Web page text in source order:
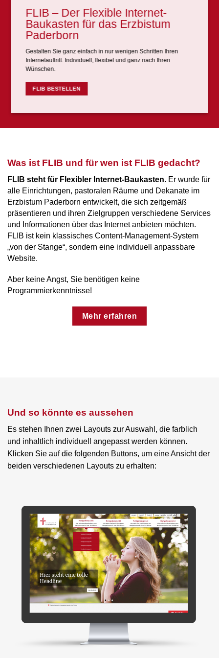
FLIB –Der Flexible Internet-
Baukasten für das Erzbistum
Paderborn
Gestalten Sie ganz einfach in nur wenigen Schritten Ihren
Internetauftritt. Individuell, flexibel und ganz nach Ihren
Wünschen.
FLIB BESTELLEN
Was ist FLIB und für wen ist FLIB gedacht?
FLIB steht für Flexibler Internet-Baukasten. Er wurde für
alle Einrichtungen, pastoralen Räume und Dekanate im
Erzbistum Paderborn entwickelt, die sich zeitgemäß
präsentieren und ihren Zielgruppen verschiedene Services
und Informationen über das Internet anbieten möchten.
FLIB ist kein klassisches Content-Management-System
„von der Stange“, sondern eine individuell anpassbare
Website.
Aber keine Angst, Sie benötigen keine
Programmierkenntnisse!
Mehr erfahren
Und so könnte es aussehen
Es stehen Ihnen zwei Layouts zur Auswahl, die farblich
und inhaltlich individuell angepasst werden können.
Klicken Sie auf die folgenden Buttons, um eine Ansicht der
beiden verschiedenen Layouts zu erhalten: